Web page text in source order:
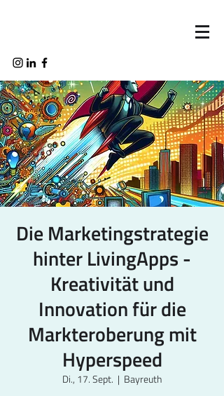
Die Marketingstrategie
hinter LivingApps -
Kreativität und
Innovation für die
Markteroberung mit
Hyperspeed
Di., 17. Sept.
  |
Bayreuth